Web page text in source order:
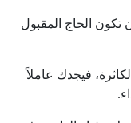
تكون الحاج المقبول
فيجدك عاملاً